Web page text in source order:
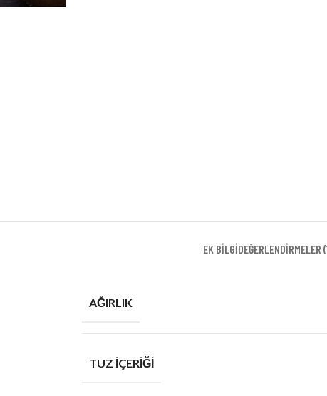
EK BILGIDEĞERLENDIRMELER
AĞIRLIK
TUZ İÇERIĞI